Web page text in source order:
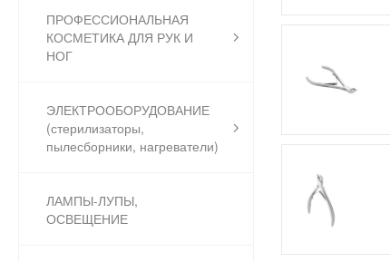
ПРОФЕССИОНАЛЬНАЯ
КОСМЕТИКА ДЛЯ РУК И
НОГ
ЭЛЕКТРООБОРУДОВАНИЕ
(стерилизаторы,
пылесборники, нагреватели)
ЛАМПЫ-ЛУПЫ,
ОСВЕЩЕНИЕ